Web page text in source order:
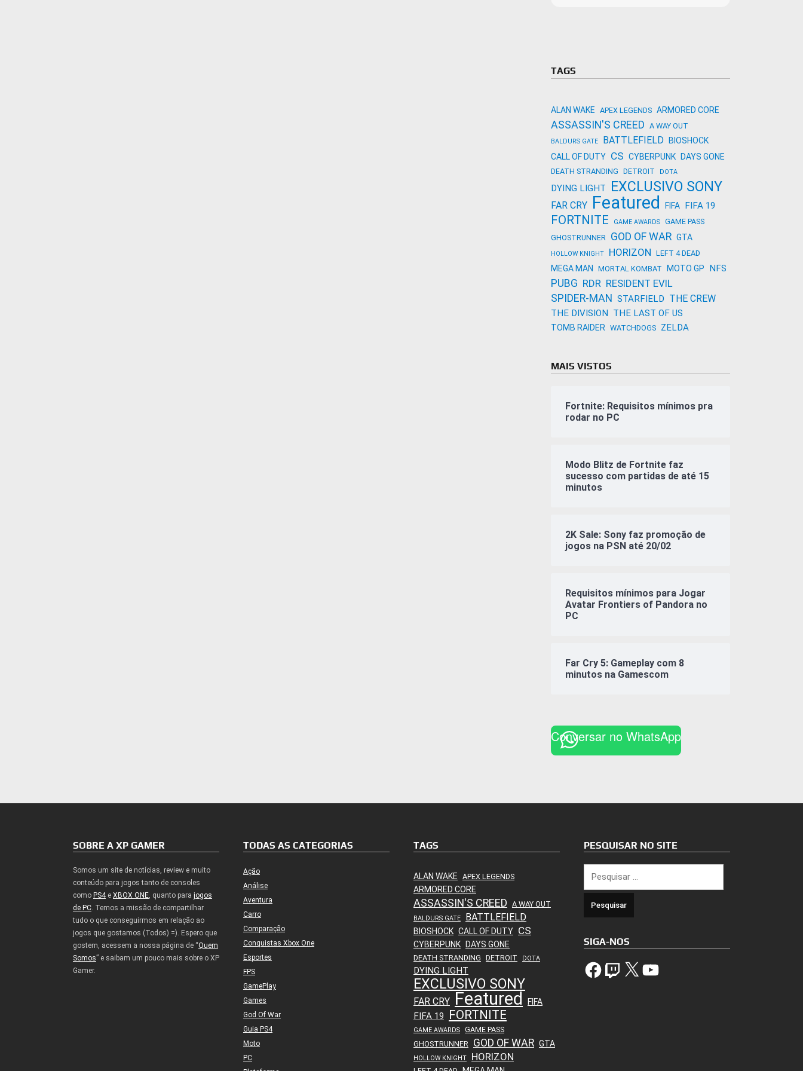
TAGS
ALAN WAKE APEX LEGENDS ARMORED CORE
ASSASSIN'S CREED A WAY OUT
BALDURS GATE BATTLEFIELD
BIOSHOCK
CALL OF DUTY CS CYBERPUNK DAYS GONE
DEATH STRANDING DETROIT DOTA
DYING LIGHT EXCLUSIVO SONY
FAR CRY Featured FIFA FIFA 19
FORTNITE GAME AWARDS
GAME PASS
GHOSTRUNNER GOD OF WAR GTA
HOLLOW KNIGHT HORIZON LEFT 4 DEAD
MEGA MAN MORTAL KOMBAT MOTO GP NFS
PUBG RDR RESIDENT EVIL
SPIDER-MAN STARFIELD THE CREW
THE DIVISION THE LAST OF US
TOMB RAIDER WATCHDOGS ZELDA
MAIS VISTOS
Fortnite: Requisitos mínimos pra
rodar no PC
Modo Blitz de Fortnite faz
sucesso com partidas de até 15
minutos
2K Sale: Sony faz promoção de
jogos na PSN até 20/02
Requisitos mínimos para Jogar
Avatar Frontiers of Pandora no
PC
Far Cry 5: Gameplay com 8
minutos na Gamescom
Conversar no WhatsApp
SOBRE A XP GAMER
Somos um site de notícias, review e muito
conteúdo para jogos tanto de consoles
como PS4e XBOX ONE, quanto para jogos
de PC. Temos a missão de compartilhar
tudo o que conseguirmos em relação ao
jogos que gostamos (Todos) =). Espero que
gostem, acessem a nossa página de “Quem
Somos” e saibam um pouco mais sobre o XP
Gamer.
TODAS AS CATEGORIAS
Ação
Análise
Aventura
Carro
Comparação
Conquistas Xbox One
Esportes
FPS
GamePlay
Games
God Of War
Guia PS4
Moto
PC
TAGS
ALAN WAKE APEX LEGENDS
ARMORED CORE
ASSASSIN'S CREED A WAY OUT
BALDURS GATE BATTLEFIELD
BIOSHOCK CALL OF DUTY CS
CYBERPUNK DAYS GONE
DEATH STRANDING DETROIT DOTA
DYING LIGHT
EXCLUSIVO SONY
FAR CRY Featured FIFA
FIFA 19 FORTNITE
GAME AWARDS
GAME PASS
GHOSTRUNNER GOD OF WAR GTA
HOLLOW KNIGHT HORIZON
PESQUISAR NO SITE
por:
SIGA-NOS
FacebookTwitch X YouTube